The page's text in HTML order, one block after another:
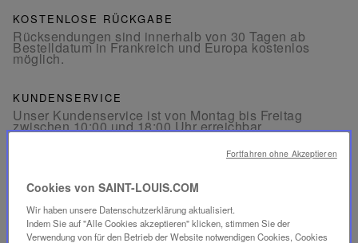
KOSTENLOSE RÜCKGABE
Rücksendungen sind innerhalb von 30 Tagen ab
Bestelldatum in Frankreich und Europa kostenlos
möglich.
KUNDENSERVICE
Unser Kundenservice ist von Montag bis Freitag
zwischen 10:00 und 18:00 Uhr erreichbar.
Telefon:+33 1 49 42 42 63
Cookies von SAINT-LOUIS.COM
Wir haben unsere Datenschutzerklärung aktualisiert.
Indem Sie auf "Alle Cookies akzeptieren" klicken, stimmen Sie der
Verwendung von für den Betrieb der Website notwendigen Cookies, Cookies
Fortfahren ohne Akzeptieren